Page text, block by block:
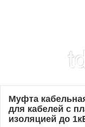
Муфта
для кабелей с
изоляцией до